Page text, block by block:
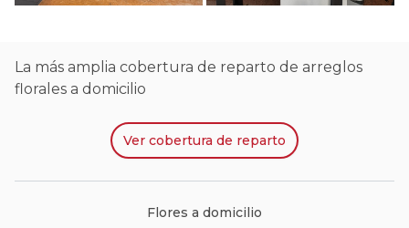
La más amplia cobertura de reparto de arreglos
florales a domicilio
Ver cobertura de reparto
Flores a domicilio